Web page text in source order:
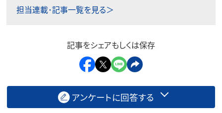
担当連載･記事一覧を見る＞
記事をシェアもしくは保存
アンケートに回答する